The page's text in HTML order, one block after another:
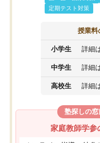
定期テスト対策
授業料
小学生 詳細
中学生 詳細
高校生 詳細
塾探しの
家庭教師学参